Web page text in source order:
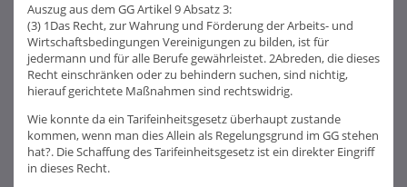
Auszug aus dem GG Artikel 9 Absatz 3:
(3) 1Das Recht, zur Wahrung und Förderung der Arbeits- und
Wirtschaftsbedingungen Vereinigungen zu bilden, ist für
jedermann und für alle Berufe gewährleistet. 2Abreden, die dieses
Recht einschränken oder zu behindern suchen, sind nichtig,
hierauf gerichtete Maßnahmen sind rechtswidrig.
Wie konnte da ein Tarifeinheitsgesetz überhaupt zustande
kommen, wenn man dies Allein als Regelungsgrund im GG stehen
hat?. Die Schaffung des Tarifeinheitsgesetz ist ein direkter Eingriff
in dieses Recht.